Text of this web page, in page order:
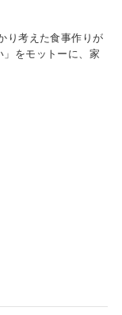
り考えた食事作りが
をモットーに、家